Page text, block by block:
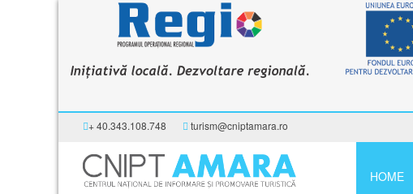
+ 40.343.108.748 turism@cniptamara.ro
HOME